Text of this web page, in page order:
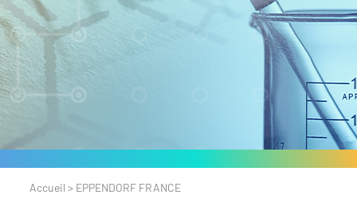
Accueil > EPPENDORF FRANCE